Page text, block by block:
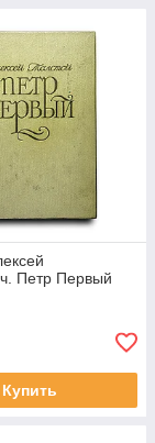
Петр Первый
Купить